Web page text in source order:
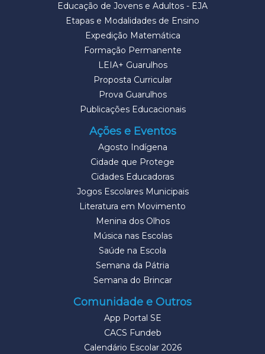
Educação de Jovens e Adultos - EJA
Etapas e Modalidades de Ensino
Expedição Matemática
Formação Permanente
LEIA+ Guarulhos
Proposta Curricular
Prova Guarulhos
Publicações Educacionais
Ações e Eventos
Agosto Indígena
Cidade que Protege
Cidades Educadoras
Jogos Escolares Municipais
Literatura em Movimento
Menina dos Olhos
Música nas Escolas
Saúde na Escola
Semana da Pátria
Semana do Brincar
Comunidade e Outros
App Portal SE
CACS Fundeb
Calendário Escolar 2026